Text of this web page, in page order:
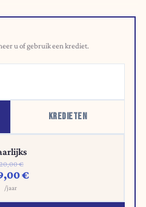
u of gebruik een krediet.
KREDIETEN
€
€
/jaar